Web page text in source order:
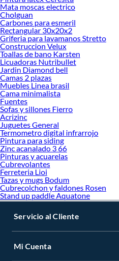
Mata moscas electrico
Cholguan
Carbones para esmeril
Rectangular 30x20x2
Griferia para lavamanos Stretto
Construccion Velux
Toallas de bano Karsten
Licuadoras Nutribullet
Jardin Diamond bell
Camas 2 plazas
Muebles Linea brasil
Cama minimalista
Fuentes
Sofas y sillones Fierro
Acrizinc
Juguetes General
Termometro digital infrarrojo
Pintura para siding
Zinc acanalado 3 66
Pinturas y acuarelas
Cubrevolantes
Ferreteria Lioi
Tazas y mugs Bodum
Cubrecolchon y faldones Rosen
Stand up paddle Aquatone
Servicio al Cliente
Mi Cuenta